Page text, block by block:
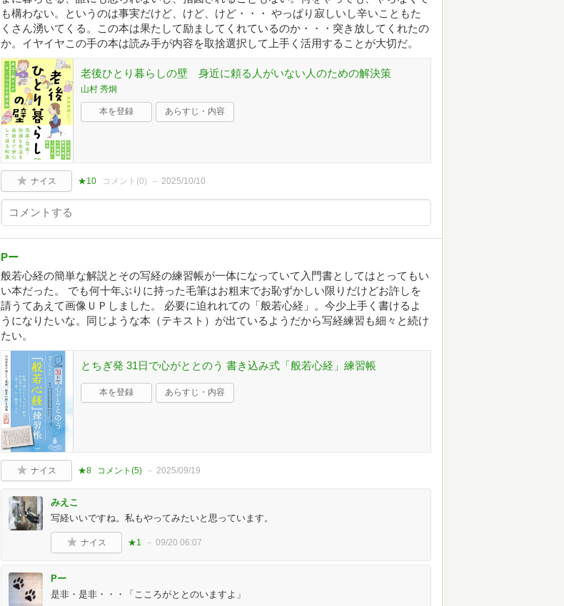
も構わない。というのは事実だけど、けど、けど・・・ やっぱり寂しいし辛いこともた
くさん湧いてくる。この本は果たして励ましてくれているのか・・・突き放してくれたの
か。イヤイヤこの手の本は読み手が内容を取捨選択して上手く活用することが大切だ。
老後ひとり暮らしの壁 身近に頼る人がいない人のための解決策
山村 秀炯
本を登録 あらすじ・内容
ナイス ★10 コメント(0) 2025/10/10
Pー
般若心経の簡単な解説とその写経の練習帳が一体になっていて入門書としてはとってもい
い本だった。 でも何十年ぶりに持った毛筆はお粗末でお恥ずかしい限りだけどお許しを
請うてあえて画像ＵＰしました。 必要に迫れれての「般若心経」。今少上手く書けるよ
うになりたいな。同じような本（テキスト）が出ているようだから写経練習も細々と続け
たい。
とちぎ発 31日で心がととのう 書き込み式「般若心経」練習帳
本を登録 あらすじ・内容
ナイス ★8 コメント(5) 2025/09/19
みえこ
写経いいですね。私もやってみたいと思っています。
ナイス ★1 09/20 06:07
Pー
是非・是非・・・「こころがととのいますよ」